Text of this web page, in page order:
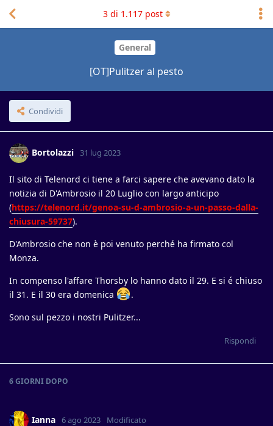
General
[OT]Pulitzer al pesto
Condividi
3di 1.117post
Bortolazzi 31 lug 2023
Il sito di Telenord ci tiene a farci sapere che avevano dato la
notizia di D'Ambrosio il 20 Luglio con largo anticipo
(https://telenord.it/genoa-su-d-ambrosio-a-un-passo-dalla-
chiusura-59737).
D'Ambrosio che non è poi venuto perché ha firmato col
Monza.
In compenso l'affare Thorsby lo hanno dato il 29. E si é chiuso
il 31. E il 30 era domenica
.
Sono sul pezzo i nostri Pulitzer...
Rispondi
6 GIORNI DOPO
Ianna 6 ago 2023 Modificato